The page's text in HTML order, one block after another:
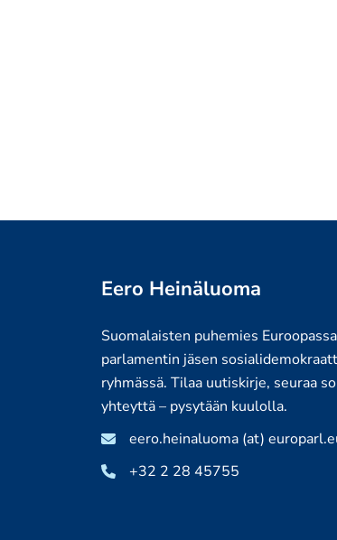
Eero Heinäluoma
Suomalaisten puhemies
parlamentin jäsen
ryhmässä. Tilaa uutiskirje, seuraa
yhteyttä – pysytään kuulolla.
eero.heinaluoma (at)
+32 2 28 45755